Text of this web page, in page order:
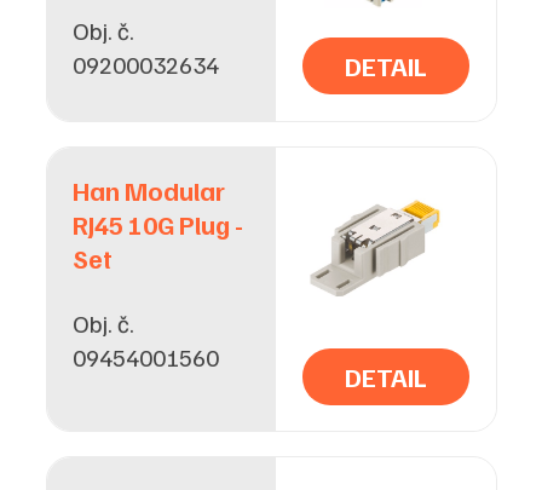
Obj. č.
09200032634
DETAIL
Han Modular
RJ45 10G Plug -
Set
Obj. č.
09454001560
DETAIL